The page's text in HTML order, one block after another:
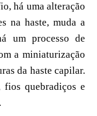
há uma alteração
na haste, muda a
um processo de
a miniaturização
da haste capilar.
fios quebradiços e